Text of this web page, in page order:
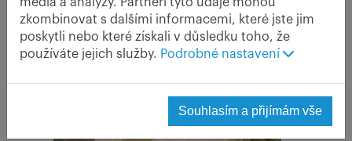
kterému jednorázový náhodný klient nabídne výrazně vyšší
cenu. Ale i zde se víc a víc uplatňuje dávná obchodní etika.
"Plácnutí si", což bývalo smlouvou, podpisem i kolkem.
zkombinovat s dalšími informacemi, které jste jim
poskytli nebo které získali v důsledku toho, že
používáte jejich služby. Podrobné nastavení
Souhlasím a přijímám vše